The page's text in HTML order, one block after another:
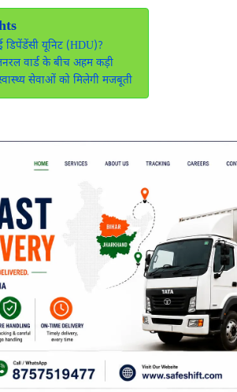
डिपेंडेंसी यूनिट (HDU)?
वार्ड के बीच अहम कड़ी
सेवाओं को मिलेगी मजबूती